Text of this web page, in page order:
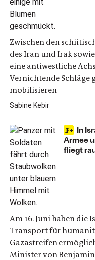
Zwischen den
des Iran und Irak
eine antiwestliche
Vernichtende Schläge
mobilisieren
Sabine Kebir
In
Armee
fliegt
Am 16. Juni haben die
Transport für
Gazastreifen
Minister von